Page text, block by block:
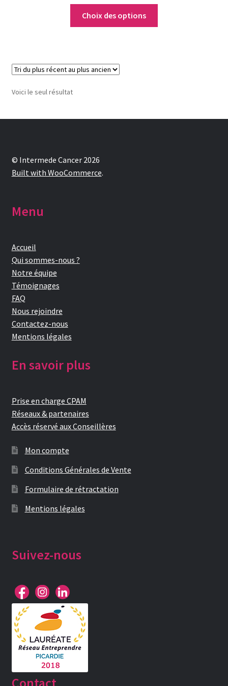
Page exemple Graffiti
Panier
Témoignages
Choix des options
Voici le seul résultat
Menu
Accueil
Qui sommes-nous ?
Notre équipe
Témoignages
FAQ
Nous rejoindre
Contactez-nous
Mentions légales
En savoir plus
Prise en charge CPAM
Réseaux & partenaires
Accès réservé aux Conseillères
Mon compte
Conditions Générales de Vente
Formulaire de rétractation
Mentions légales
Suivez-nous
Contact
© Intermede Cancer 2026
Built with WooCommerce.